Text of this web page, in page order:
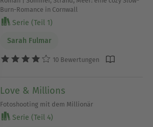
Burn-Romance in Cornwall
Serie (Teil 1)
Sarah Fulmar
10 Bewertungen
Love & Millions
Fotoshooting mit dem Millionär
Serie (Teil 4)